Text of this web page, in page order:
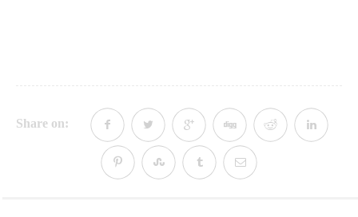
Share on: